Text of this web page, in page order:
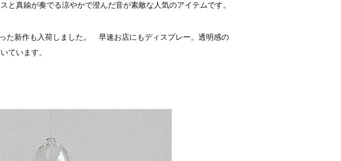
真鍮が奏でる涼やかで澄んだ音が素敵な人気のアイテムです。
た新作も入荷しました。 早速お店にもディスプレー。透明感の
ています。